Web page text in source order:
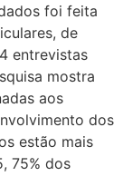
foi feita
de
entrevistas
mostra
aos
dos
estão mais
75% dos